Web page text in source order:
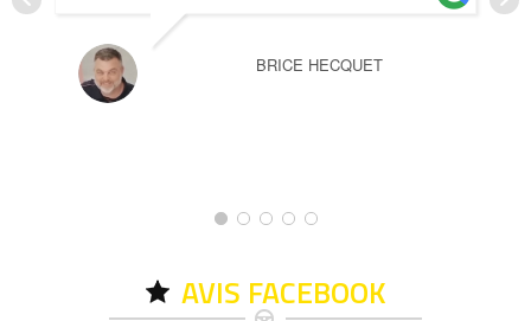
BRICE HECQUET
AVIS FACEBOOK